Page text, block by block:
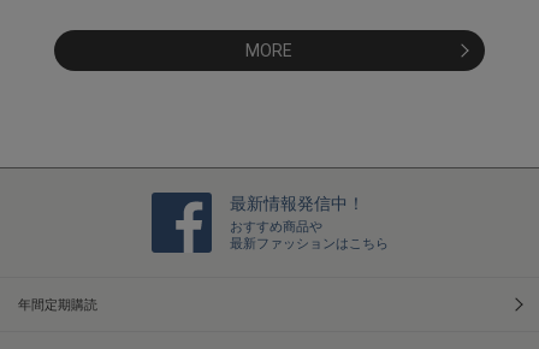
MORE
最新情報発信中！
おすすめ商品や
最新ファッションはこちら
年間定期購読